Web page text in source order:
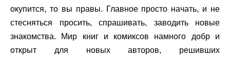
окупится, то вы правы. Главное просто начать, и не
стесняться просить, спрашивать, заводить новые
знакомства. Мир книг и комиксов намного добр и
открыт для новых авторов, решивших